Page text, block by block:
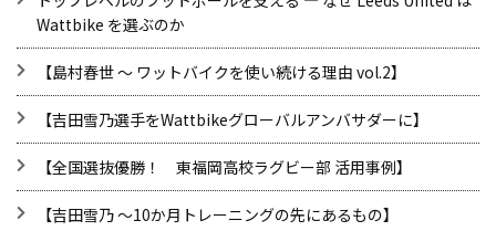
Wattbike を選ぶのか
【島村春世 ～ ワットバイクを使い続ける理由 vol.2】
【吉田雪乃選手をWattbikeグローバルアンバサダーに】
【全国選抜優勝！ 東福岡高校ラグビー部 活用事例】
【吉田雪乃 ～10か月トレーニングの先にあるもの】